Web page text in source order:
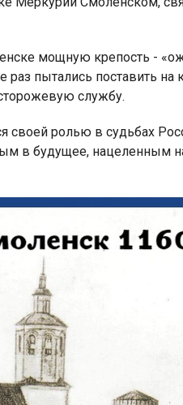
мощную крепость -
пытались поставить на
службу.
своей ролью в судьбах
в будущее, нацеленным